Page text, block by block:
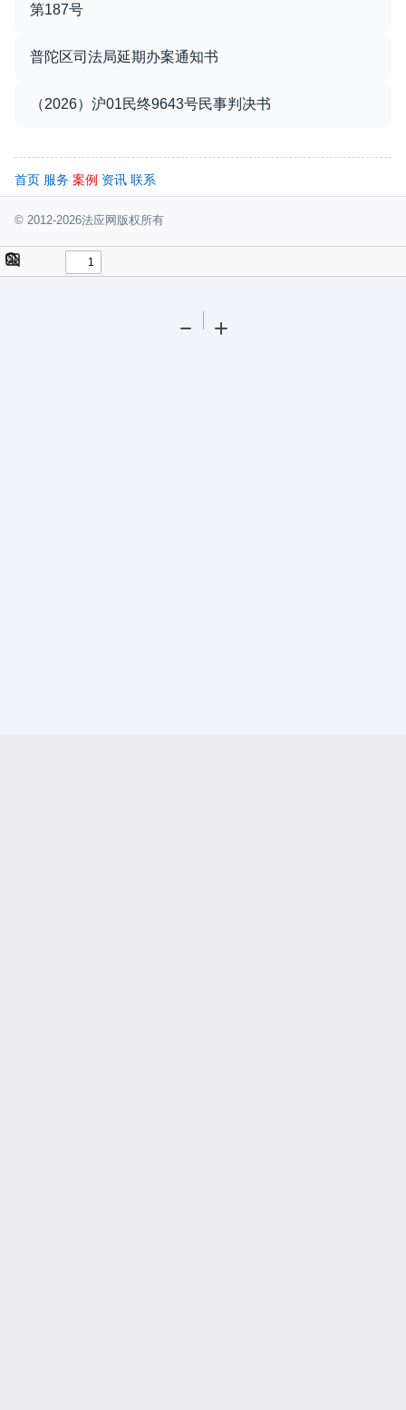
第187号
普陀区司法局延期办案通知书
（2026）沪01民终9643号民事判决书
首页 服务 案例 资讯 联系
© 2012-2026法应网版权所有
Find